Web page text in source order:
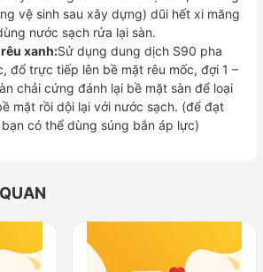
vệ sinh sau xây dựng) dũi hết xi măng
nước sạch rửa lại sàn.
xanh:Sử dụng dung dịch S90 pha
đổ trực tiếp lên bề mặt rêu mốc, đợi 1 –
chải cứng đánh lại bề mặt sàn để loại
mặt rồi dội lại với nước sạch. (để đạt
có thể dùng súng bắn áp lực)